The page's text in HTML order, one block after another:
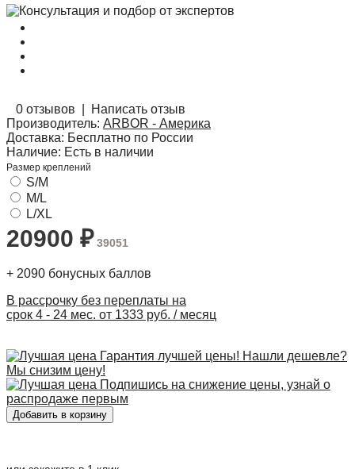
0 отзывов
Написать отзыв
Производитель: ARBOR - Америка
Доставка: Бесплатно по России
Наличие: Есть в наличии
Размер креплений
S/M
M/L
L/XL
20900 ₽ 39051
+ 2090 бонусных баллов
В рассрочку без переплаты на
срок 4 - 24 мес. от 1333 руб. / месяц
Гарантия лучшей цены! Нашли дешевле?
Мы снизим цену!
Подпишись на снижение цены, узнай о
распродаже первым